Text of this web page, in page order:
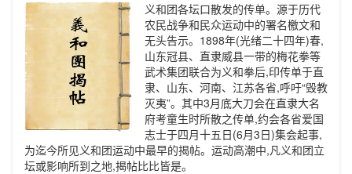
义和团各坛口散发的传单。源于历代
农民战争和民众运动中的署名檄文和
无头告示。1898年(光绪二十四年)春,
山东冠县、直隶威县一带的梅花拳等
武术集团联合为义和拳后,印传单于直
隶、山东、河南、江苏各省,呼吁“毁教
灭夷”。其中3月底大刀会在直隶大名
府考童生时所散之传单,约会各省爱国
志士于四月十五日(6月3日)集会起事,
为迄今所见义和团运动中最早的揭帖。运动高潮中,凡义和团立
坛或影响所到之地,揭帖比比皆是。